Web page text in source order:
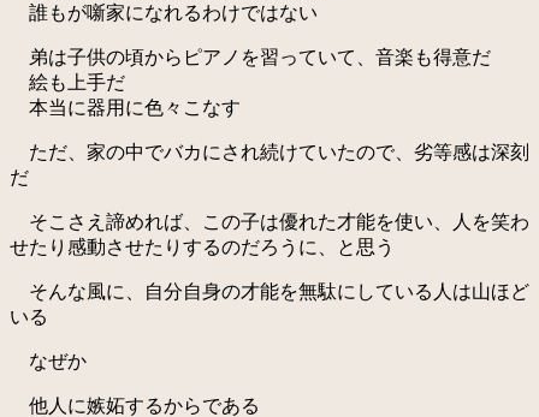
誰もが噺家になれるわけではない
弟は子供の頃からピアノを習っていて、音楽も得意だ
絵も上手だ
本当に器用に色々こなす
ただ、家の中でバカにされ続けていたので、劣等感は深刻
だ
そこさえ諦めれば、この子は優れた才能を使い、人を笑わ
せたり感動させたりするのだろうに、と思う
そんな風に、自分自身の才能を無駄にしている人は山ほど
いる
なぜか
他人に嫉妬するからである